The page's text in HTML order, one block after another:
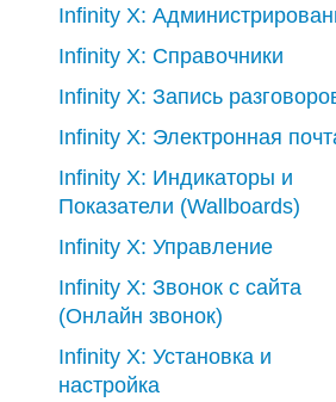
Infinity X:
Infinity X: Справочники
Infinity X: Запись
Infinity X: Электронная
Infinity X: Индикаторы и
Показатели (Wallboards)
Infinity X: Управление
Infinity X: Звонок с сайта
(Онлайн звонок)
Infinity X: Установка и
настройка